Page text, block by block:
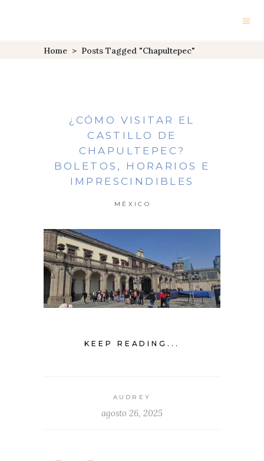
Home > Posts Tagged "chapultepec"
¿CÓMO VISITAR EL
CASTILLO DE
CHAPULTEPEC?
BOLETOS, HORARIOS E
IMPRESCINDIBLES
MÉXICO
KEEP READING...
AUDREY
agosto 26, 2025